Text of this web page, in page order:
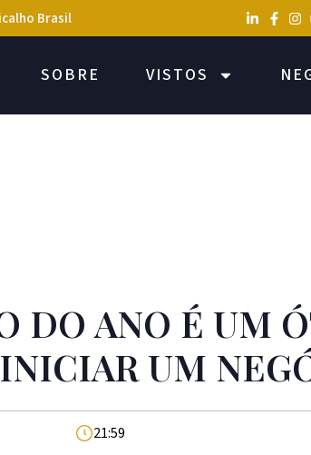
Brasil
SOBRE VISTOS
DO ANO É UM
UM
21:59